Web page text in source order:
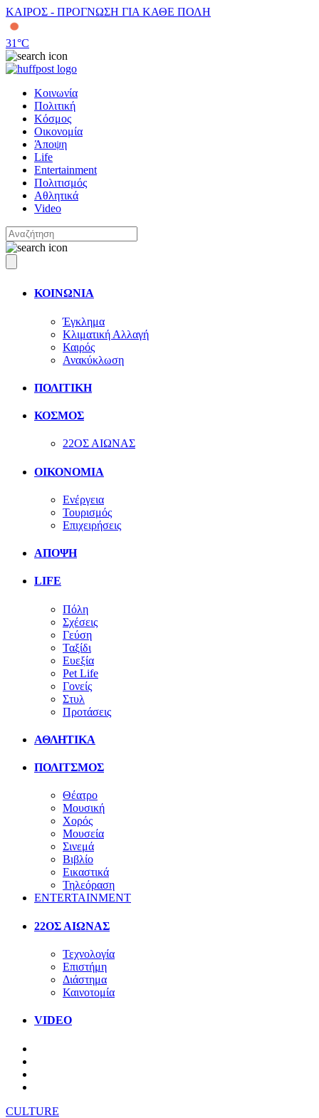
ΚΑΙΡΟΣ - ΠΡΟΓΝΩΣΗ ΓΙΑ ΚΑΘΕ ΠΟΛΗ
31°C
Κοινωνία
Πολιτική
Κόσμος
Οικονομία
Άποψη
Life
Entertainment
Πολιτισμός
Αθλητικά
Video
ΚΟΙΝΩΝΙΑ
Έγκλημα
Κλιματική Αλλαγή
Καιρός
Ανακύκλωση
ΠΟΛΙΤΙΚΗ
ΚΟΣΜΟΣ
22ΟΣ ΑΙΩΝΑΣ
ΟΙΚΟΝΟΜΙΑ
Ενέργεια
Τουρισμός
Επιχειρήσεις
ΑΠΟΨΗ
LIFE
Πόλη
Σχέσεις
Γεύση
Ταξίδι
Ευεξία
Pet Life
Γονείς
Στυλ
Προτάσεις
ΑΘΛΗΤΙΚΑ
ΠΟΛΙΤΣΜΟΣ
Θέατρο
Μουσική
Χορός
Μουσεία
Σινεμά
Βιβλίο
Εικαστικά
Τηλεόραση
ENTERTAINMENT
22ΟΣ ΑΙΩΝΑΣ
Τεχνολογία
Επιστήμη
Διάστημα
Καινοτομία
VIDEO
CULTURE